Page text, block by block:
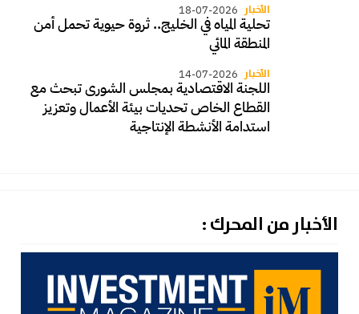
الأخبار 18-07-2026
تحلية المياه في الخليج.. ثروة حيوية تحمل أمن
المنطقة المائي
الأخبار 14-07-2026
اللجنة الاقتصادية بمجلس الشورى تبحث مع
القطاع الخاص تحديات بيئة الأعمال وتعزيز
استدامة الأنشطة الإنتاجية
الأخبار من المحرك :